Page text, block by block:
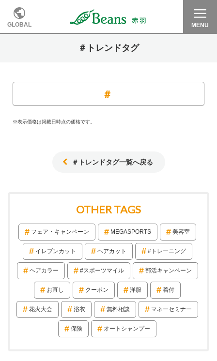
GLOBAL MENU
＃トレンドタグ
※表示価格は掲載日時点の価格です。
＃トレンドタグ一覧へ戻る
OTHER TAGS
フェア・キャンペーン MEGASPORTS 美容室
イレブンカット ヘアカット #トレーニング
ヘアカラー #スポーツマイル 部活キャンペーン
お直し クーポン 洋服 着付
花火大会 浴衣 無料相談 マネーセミナー
保険 オートシャンプー